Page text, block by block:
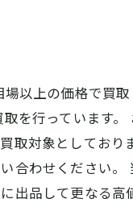
以上の価格で買
を行っています
取対象としており
合わせください
出品して更なる高